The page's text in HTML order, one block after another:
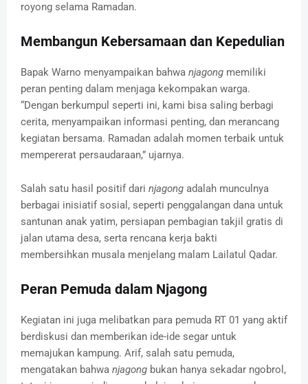
royong selama Ramadan.
Membangun Kebersamaan dan Kepedulian
Bapak Warno menyampaikan bahwa njagong memiliki
peran penting dalam menjaga kekompakan warga.
“Dengan berkumpul seperti ini, kami bisa saling berbagi
cerita, menyampaikan informasi penting, dan merancang
kegiatan bersama. Ramadan adalah momen terbaik untuk
mempererat persaudaraan,” ujarnya.
Salah satu hasil positif dari njagong adalah munculnya
berbagai inisiatif sosial, seperti penggalangan dana untuk
santunan anak yatim, persiapan pembagian takjil gratis di
jalan utama desa, serta rencana kerja bakti
membersihkan musala menjelang malam Lailatul Qadar.
Peran Pemuda dalam Njagong
Kegiatan ini juga melibatkan para pemuda RT 01 yang aktif
berdiskusi dan memberikan ide-ide segar untuk
memajukan kampung. Arif, salah satu pemuda,
mengatakan bahwa njagong bukan hanya sekadar ngobrol,